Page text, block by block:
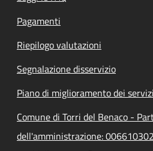
Pagamenti
Riepilogo valutazioni
Segnalazione disservizio
Piano di miglioramento dei servizi
Comune di Torri del Benaco -
dell'amministrazione: